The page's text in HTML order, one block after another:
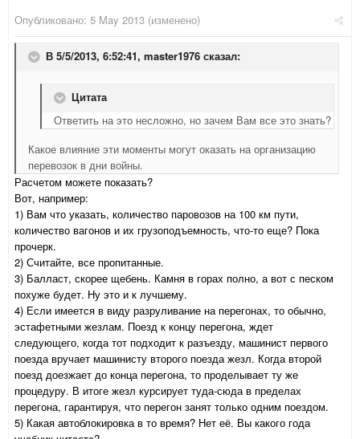
Опубликовано: 5 May 2013 (изменено)
В 5/5/2013, 6:52:41, master1976 сказал:
Цитата
Ответить на это несложно, но зачем Вам все это знать?
Какое влияние эти моменты могут оказать на организацию
перевозок в дни войны.
Расчетом можете показать?
Вот, например:
1) Вам что указать, количество паровозов на 100 км пути,
количество вагонов и их грузоподъемность, что-то еще? Пока
прочерк.
2) Считайте, все пропитанные.
3) Балласт, скорее щебень. Камня в горах полно, а вот с песком
похуже будет. Ну это и к лучшему.
4) Если имеется в виду разруливание на перегонах, то обычно,
эстафетными жезлам. Поезд к концу перегона, ждет
следующего, когда тот подходит к разъезду, машинист первого
поезда вручает машинисту второго поезда жезл. Когда второй
поезд доезжает до конца перегона, то проделывает ту же
процедуру. В итоге жезл курсирует туда-сюда в пределах
перегона, гарантируя, что перегон занят только одним поездом.
5) Какая автоблокировка в то время? Нет её. Вы какого года